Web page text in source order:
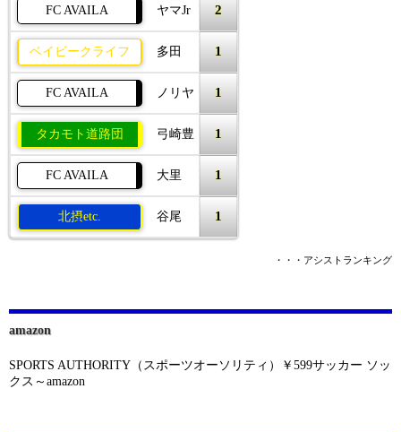
FC AVAILA ヤマJr 2
ベイビークライフ 多田 1
FC AVAILA ノリヤ 1
タカモト道路団 弓崎豊 1
FC AVAILA 大里 1
北摂etc. 谷尾 1
・・・アシストランキング
amazon
SPORTS AUTHORITY（スポーツオーソリティ）￥599サッカー ソッ
クス～amazon